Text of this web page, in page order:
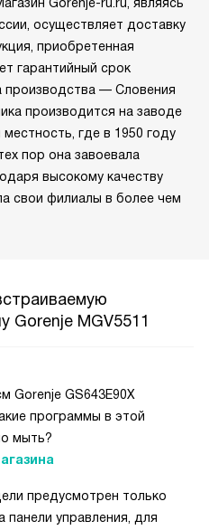
осуществляет доставку
приобретенная
гарантийный срок
производства — Словения
производится на заводе
где в 1950 году
пор она завоевала
высокому качеству
свои филиалы в более чем
Gorenje MGV5511
Gorenje GS643E90X
программы в этой
мыть?
предусмотрен только
панели управления, для